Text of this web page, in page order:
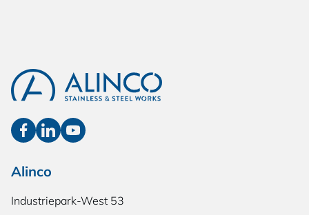
Alinco
Industriepark-West 53